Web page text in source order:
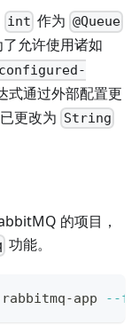
int 作为 @Queue
允许使用诸如
式通过外部配置更
更改为 String
的项目，
功能。
app --